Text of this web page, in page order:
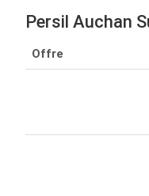
Persil Auchan
Offre